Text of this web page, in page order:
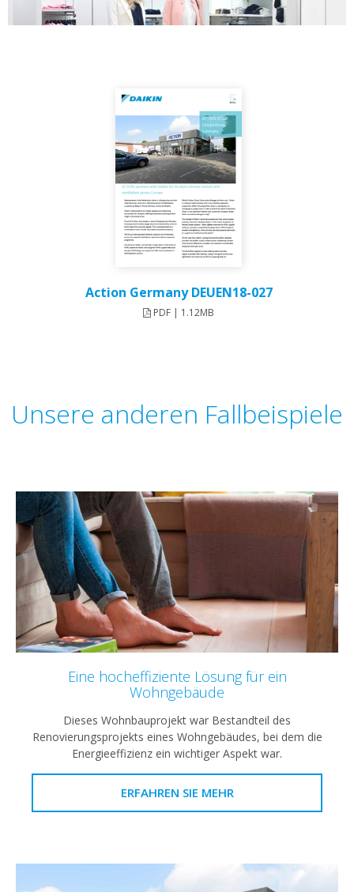
Action Germany DEUEN18-027
PDF | 1.12MB
Unsere anderen Fallbeispiele
Eine hocheffiziente Lösung für ein
Wohngebäude
Dieses Wohnbauprojekt war Bestandteil des
Renovierungsprojekts eines Wohngebäudes, bei dem die
Energieeffizienz ein wichtiger Aspekt war.
ERFAHREN SIE MEHR